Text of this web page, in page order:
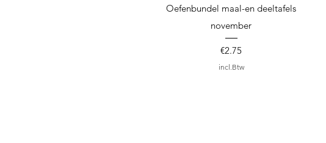
Snel overzicht
Oefenbundel maal-en deeltafels
november
Prijs
€2.75
incl.Btw